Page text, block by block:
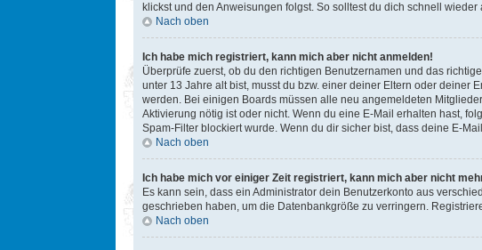
klickst und den Anweisungen folgst. So solltest du dich schnell
Nach oben
Ich habe mich registriert, kann mich aber nicht anmelden!
Überprüfe zuerst, ob du den richtigen Benutzernamen und das
unter 13 Jahre alt bist, musst du bzw. einer deiner Eltern oder deiner
werden. Bei einigen Boards müssen alle neu angemeldeten
Aktivierung nötig ist oder nicht. Wenn du eine E-Mail erhalten hast,
Spam-Filter blockiert wurde. Wenn du dir sicher bist, dass deine E-
Nach oben
Ich habe mich vor einiger Zeit registriert, kann mich aber nicht
Es kann sein, dass ein Administrator dein Benutzerkonto aus
geschrieben haben, um die Datenbankgröße zu verringern.
Nach oben